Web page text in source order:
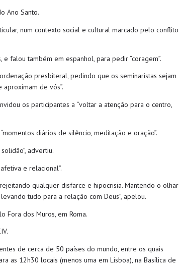
Ano Santo.
num contexto social e cultural marcado pelo conflito
falou também em espanhol, para pedir “coragem”.
presbiteral, pedindo que os seminaristas sejam
de vós”.
os participantes a “voltar a atenção para o centro,
diários de silêncio, meditação e oração”.
advertiu.
e relacional”.
qualquer disfarce e hipocrisia. Mantendo o olhar
tudo para a relação com Deus”, apelou.
Fora dos Muros, em Roma.
de cerca de 50 países do mundo, entre os quais
as 12h30 locais (menos uma em Lisboa), na Basílica de